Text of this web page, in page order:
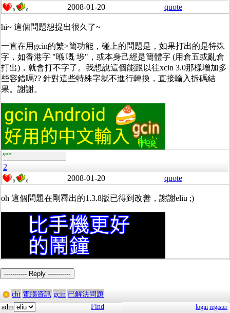
0 0 2008-01-20 quote
hi~ 這個問題想提出很久了~
一直在用gcin的繁>簡功能，碰上的問題是，如果打出的是特殊
字，如香港字 "喺 嘅 埗"，或本身己經是簡體字 (用倉五或亂倉
打出)，就會打不字了。我想說這個能跟以往xcin 3.0那樣增加多
些容錯嗎?? 針對這些特殊字就不進行轉換，直接輸入拆碼結
果。謝謝。
guest
2
0 0 2008-01-20 quote
oh 這個問題在剛釋出的1.3.8版已得到改善，謝謝eliu ;)
----------- Reply -----------
cht 電腦資訊 gcin 已解決問題
adm
Find login register